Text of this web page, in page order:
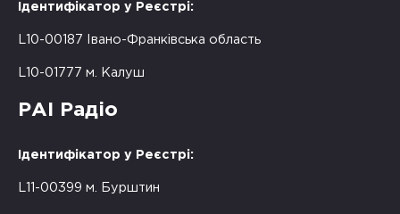
Ідентифікатор у Реєстрі:
L10-00187 Івано-Франківська область
L10-01777 м. Калуш
РАІ Радіо
Ідентифікатор у Реєстрі:
L11-00399 м. Бурштин